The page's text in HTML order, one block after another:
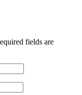
fields are